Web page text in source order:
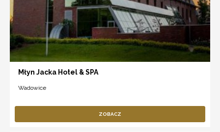
Młyn Jacka Hotel & SPA
Wadowice
ZOBACZ